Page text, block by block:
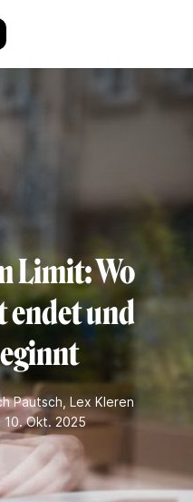
Limit: Wo
und
Pautsch Lex Kleren
Okt. 2025